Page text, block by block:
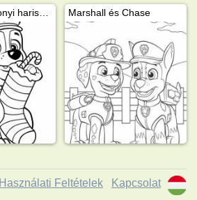
Rocky karácsonyi harisnyával Marshall és Chase
Használati Feltételek Kapcsolat